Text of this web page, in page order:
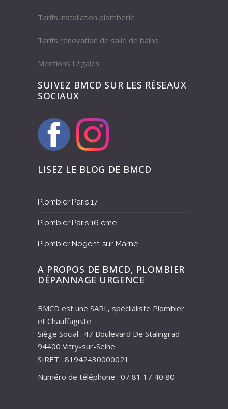
Tarifs installation plomberie
Tarifs rénovation de salle de bains
Mentions Légales
SUIVEZ BMCD SUR LES RÉSEAUX
SOCIAUX
LISEZ LE BLOG DE BMCD
Plombier Paris 17
Plombier Paris 16 ème
Plombier Nogent-sur-Marne
A PROPOS DE BMCD, PLOMBIER
DÉPANNAGE URGENCE
BMCD est une SARL, spéclialiste Plombier
et Chauffagiste
Siège Social : 47 Boulevard De Stalingrad –
94400 Vitry-sur-Seine
SIRET : 81942430000021
Numéro de téléphone : 07 81 17 40 80